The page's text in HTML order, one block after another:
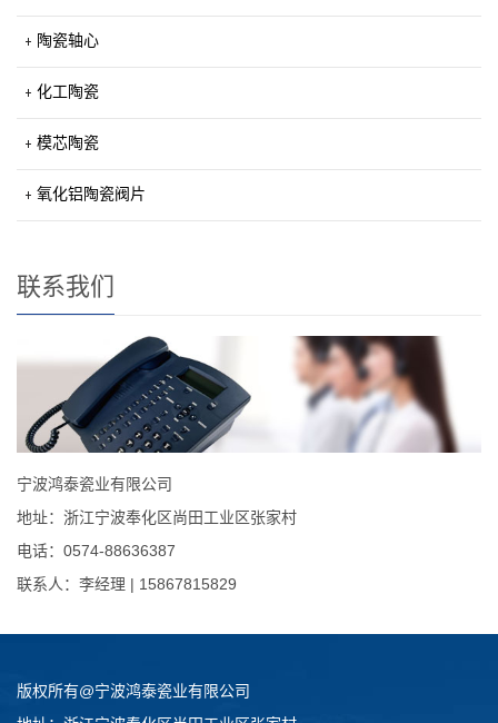
陶瓷轴心
化工陶瓷
模芯陶瓷
氧化铝陶瓷阀片
联系我们
宁波鸿泰瓷业有限公司
地址：浙江宁波奉化区尚田工业区张家村
电话：0574-88636387
联系人：李经理 | 15867815829
版权所有@宁波鸿泰瓷业有限公司